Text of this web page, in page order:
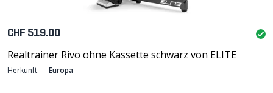
CHF 519.00
Realtrainer Rivo ohne Kassette schwarz von ELITE
Herkunft: Europa